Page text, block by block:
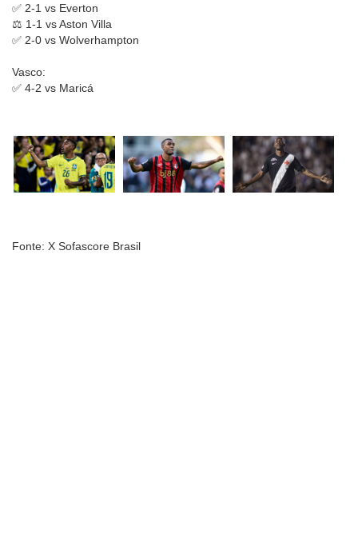
✅ 2-1 vs Everton
⚖️ 1-1 vs Aston Villa
✅ 2-0 vs Wolverhampton
Vasco:
✅ 4-2 vs Maricá
Fonte: X Sofascore Brasil